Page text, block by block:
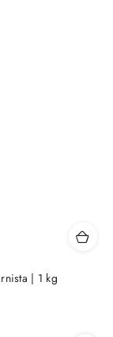
| 1 kg